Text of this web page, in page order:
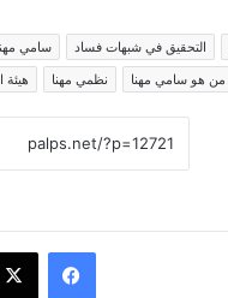
التحقيق في شبهات فساد
سامي
من هو سامي مهنا نظمي مهنا هيئة